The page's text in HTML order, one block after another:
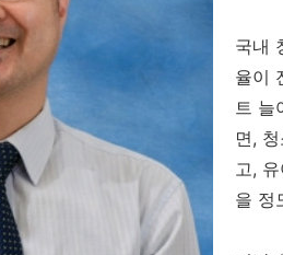
국내
율이
트 늘
면,
고,
을 정